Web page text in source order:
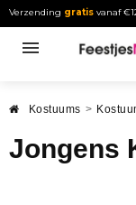
Verzending gratis vanaf
Kostuums >
Jongens